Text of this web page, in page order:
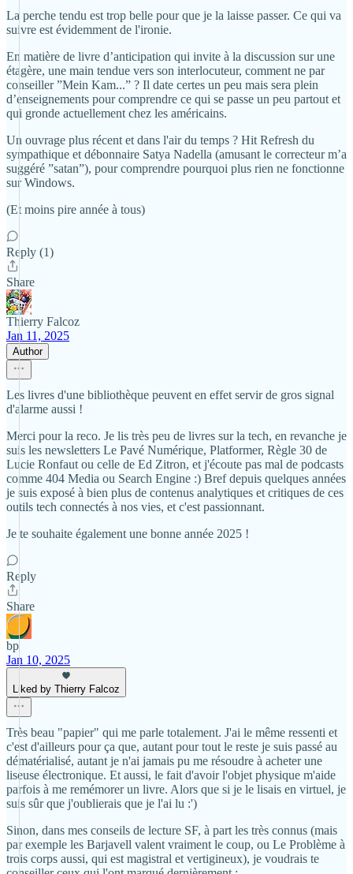
La perche tendu est trop belle pour que je la laisse passer. Ce qui va
suivre est évidemment de l'ironie.
En matière de livre d’anticipation qui invite à la discussion sur une
étagère, une main tendue vers son interlocuteur, comment ne par
conseiller ”Mein Kam...” ? Il date certes un peu mais sera plein
d’enseignements pour comprendre ce qui se passe un peu partout et
qui gronde actuellement chez les américains.
Un ouvrage plus récent et dans l'air du temps ? Hit Refresh du
sympathique et débonnaire Satya Nadella (amusant le correcteur m’a
suggéré ”satan”), pour comprendre pourquoi plus rien ne fonctionne
sur Windows.
(Et moins pire année à tous)
Reply (1)
Share
Thierry Falcoz
Jan 11, 2025
Author
Les livres d'une bibliothèque peuvent en effet servir de gros signal
d'alarme aussi !
Merci pour la reco. Je lis très peu de livres sur la tech, en revanche je
suis les newsletters Le Pavé Numérique, Platformer, Règle 30 de
Lucie Ronfaut ou celle de Ed Zitron, et j'écoute pas mal de podcasts
comme 404 Media ou Search Engine :) Bref depuis quelques années
je suis exposé à bien plus de contenus analytiques et critiques de ces
outils tech connectés à nos vies, et c'est passionnant.
Je te souhaite également une bonne année 2025 !
Reply
Share
bp
Jan 10, 2025
Liked by Thierry Falcoz
Très beau "papier" qui me parle totalement. J'ai le même ressenti et
c'est d'ailleurs pour ça que, autant pour tout le reste je suis passé au
dématérialisé, autant je n'ai jamais pu me résoudre à acheter une
liseuse électronique. Et aussi, le fait d'avoir l'objet physique m'aide
parfois à me remémorer un livre. Alors que si je le lisais en virtuel, je
suis sûr que j'oublierais que je l'ai lu :')
Sinon, dans mes conseils de lecture SF, à part les très connus (mais
par exemple les Barjavell valent vraiment le coup, ou Le Problème à
trois corps aussi, qui est magistral et vertigineux), je voudrais te